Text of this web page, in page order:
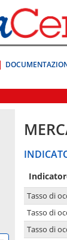
Tasso di
Tasso di
Tasso di